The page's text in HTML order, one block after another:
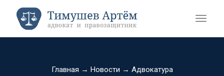
Главная → Новости → Адвокатура